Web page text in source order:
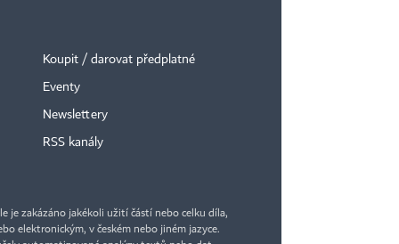
Koupit / darovat předplatné
Eventy
Newslettery
RSS kanály
je zakázáno jakékoli užití částí nebo celku díla,
elektronickým, v českém nebo jiném jazyce.